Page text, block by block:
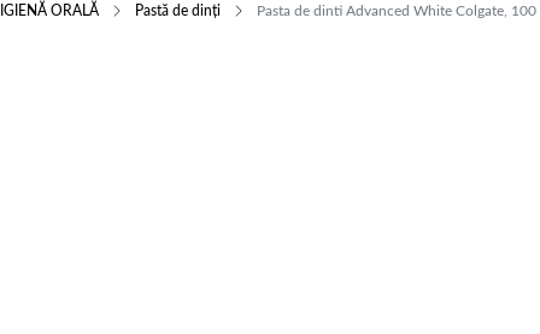
IGIENĂ ORALĂ Pastă de dinți Pasta de dinti Advanced White Colgate, 100